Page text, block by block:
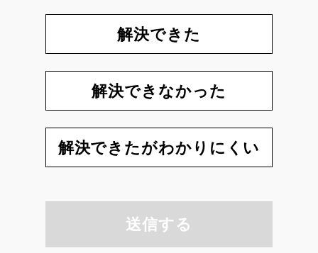
解決できた
解決できなかった
解決できたがわかりにくい
送信する